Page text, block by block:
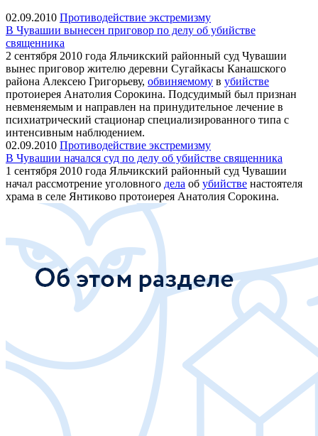
02.09.2010 Противодействие экстремизму
В Чувашии вынесен приговор по делу об убийстве
священника
2 сентября 2010 года Яльчикский районный суд Чувашии
вынес приговор жителю деревни Сугайкасы Канашского
района Алексею Григорьеву, обвиняемому в убийстве
протоиерея Анатолия Сорокина. Подсудимый был признан
невменяемым и направлен на принудительное лечение в
психиатрический стационар специализированного типа с
интенсивным наблюдением.
02.09.2010 Противодействие экстремизму
В Чувашии начался суд по делу об убийстве священника
1 сентября 2010 года Яльчикский районный суд Чувашии
начал рассмотрение уголовного дела об убийстве настоятеля
храма в селе Янтиково протоиерея Анатолия Сорокина.